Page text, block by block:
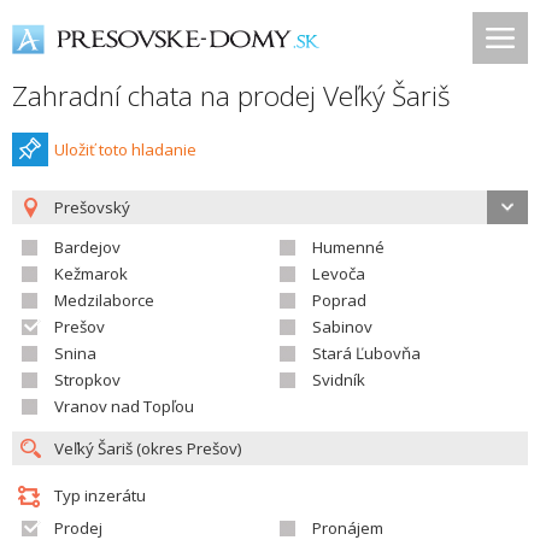
Zahradní chata na prodej Veľký Šariš
Uložiť toto hladanie
Prešovský
Bardejov
Humenné
Kežmarok
Levoča
Medzilaborce
Poprad
Prešov
Sabinov
Snina
Stará Ľubovňa
Stropkov
Svidník
Vranov nad Topľou
Typ inzerátu
Prodej
Pronájem